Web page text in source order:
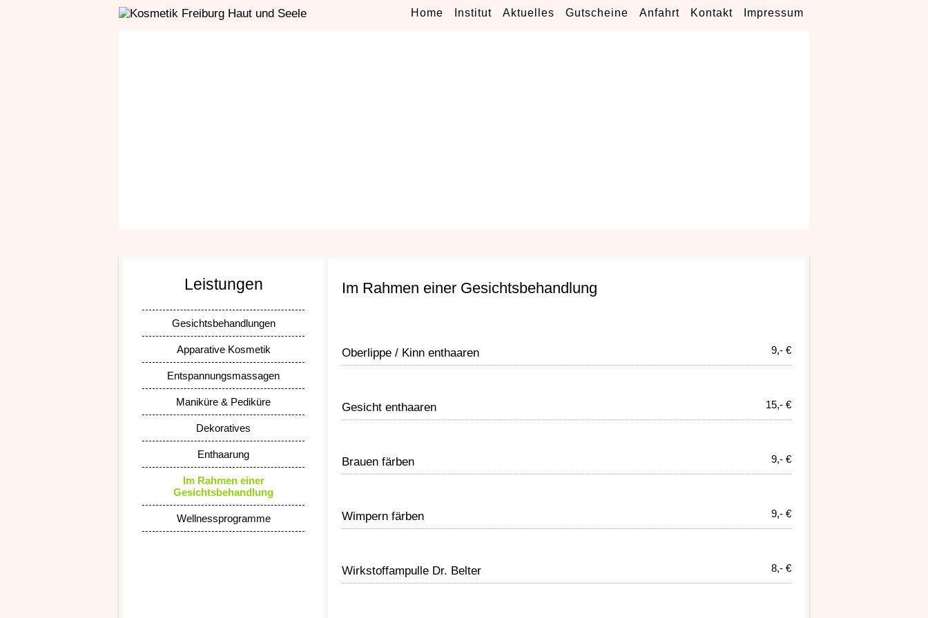
Home Institut Aktuelles Gutscheine Anfahrt Kontakt Impressum
Im Rahmen einer Gesichtsbehandlung
Oberlippe / Kinn enthaaren 9,- €
Gesicht enthaaren 15,- €
Brauen färben 9,- €
Wimpern färben 9,- €
Wirkstoffampulle Dr. Belter 8,- €
Leistungen
Gesichtsbehandlungen
Apparative Kosmetik
Entspannungsmassagen
Maniküre & Pediküre
Dekoratives
Enthaarung
Im Rahmen einer
Gesichtsbehandlung
Wellnessprogramme